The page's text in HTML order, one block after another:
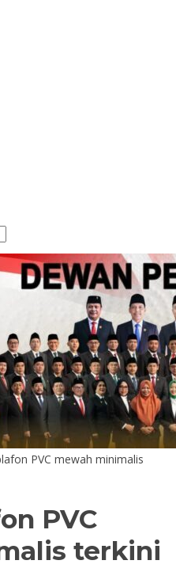
PVC mewah minimalis
PVC
terkini